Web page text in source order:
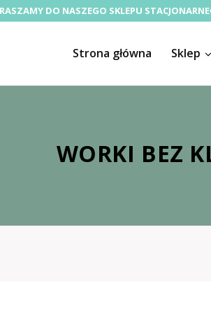
DO NASZEGO SKLEPU
Strona główna Sklep
WORKI BEZ